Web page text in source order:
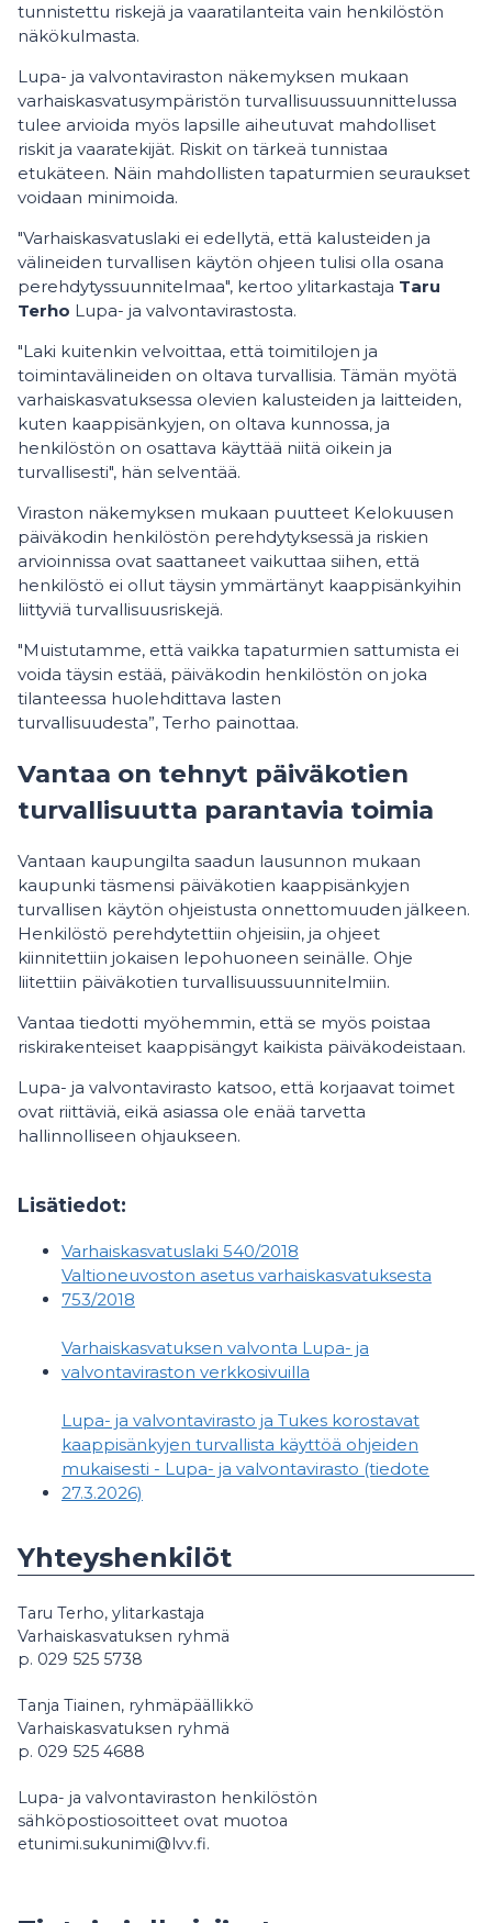
tunnistettu riskejä ja vaaratilanteita vain henkilöstön
näkökulmasta.
Lupa- ja valvontaviraston näkemyksen mukaan
varhaiskasvatusympäristön turvallisuussuunnittelussa
tulee arvioida myös lapsille aiheutuvat mahdolliset
riskit ja vaaratekijät. Riskit on tärkeä tunnistaa
etukäteen. Näin mahdollisten tapaturmien seuraukset
voidaan minimoida.
"Varhaiskasvatuslaki ei edellytä, että kalusteiden ja
välineiden turvallisen käytön ohjeen tulisi olla osana
perehdytyssuunnitelmaa", kertoo ylitarkastaja Taru
Terho Lupa- ja valvontavirastosta.
"Laki kuitenkin velvoittaa, että toimitilojen ja
toimintavälineiden on oltava turvallisia. Tämän myötä
varhaiskasvatuksessa olevien kalusteiden ja laitteiden,
kuten kaappisänkyjen, on oltava kunnossa, ja
henkilöstön on osattava käyttää niitä oikein ja
turvallisesti", hän selventää.
Viraston näkemyksen mukaan puutteet Kelokuusen
päiväkodin henkilöstön perehdytyksessä ja riskien
arvioinnissa ovat saattaneet vaikuttaa siihen, että
henkilöstö ei ollut täysin ymmärtänyt kaappisänkyihin
liittyviä turvallisuusriskejä.
"Muistutamme, että vaikka tapaturmien sattumista ei
voida täysin estää, päiväkodin henkilöstön on joka
tilanteessa huolehdittava lasten
turvallisuudesta”, Terho painottaa.
Vantaa on tehnyt päiväkotien
turvallisuutta parantavia toimia
Vantaan kaupungilta saadun lausunnon mukaan
kaupunki täsmensi päiväkotien kaappisänkyjen
turvallisen käytön ohjeistusta onnettomuuden jälkeen.
Henkilöstö perehdytettiin ohjeisiin, ja ohjeet
kiinnitettiin jokaisen lepohuoneen seinälle. Ohje
liitettiin päiväkotien turvallisuussuunnitelmiin.
Vantaa tiedotti myöhemmin, että se myös poistaa
riskirakenteiset kaappisängyt kaikista päiväkodeistaan.
Lupa- ja valvontavirasto katsoo, että korjaavat toimet
ovat riittäviä, eikä asiassa ole enää tarvetta
hallinnolliseen ohjaukseen.
Lisätiedot:
Varhaiskasvatuslaki 540/2018
Valtioneuvoston asetus varhaiskasvatuksesta
753/2018
Varhaiskasvatuksen valvonta Lupa- ja
valvontaviraston verkkosivuilla
Lupa- ja valvontavirasto ja Tukes korostavat
kaappisänkyjen turvallista käyttöä ohjeiden
mukaisesti - Lupa- ja valvontavirasto (tiedote
27.3.2026)
Yhteyshenkilöt
Taru Terho, ylitarkastaja
Varhaiskasvatuksen ryhmä
p. 029 525 5738
Tanja Tiainen, ryhmäpäällikkö
Varhaiskasvatuksen ryhmä
p. 029 525 4688
Lupa- ja valvontaviraston henkilöstön
sähköpostiosoitteet ovat muotoa
etunimi.sukunimi@lvv.fi.